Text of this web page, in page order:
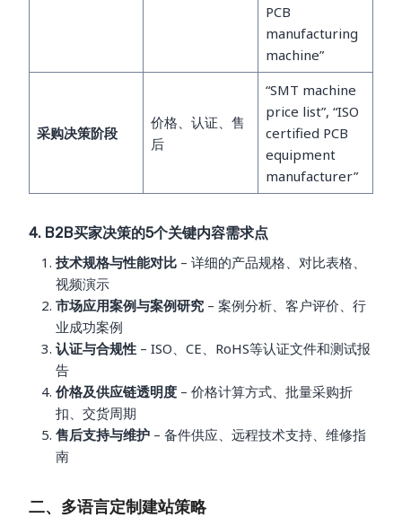
PCB
manufacturing
machine”
采购决策阶段
价格、认证、售
后
“SMT machine
price list”, “ISO
certified PCB
equipment
manufacturer”
4. B2B买家决策的5个关键内容需求点
技术规格与性能对比 – 详细的产品规格、对比表格、
视频演示
市场应用案例与案例研究 – 案例分析、客户评价、行
业成功案例
认证与合规性 – ISO、CE、RoHS等认证文件和测试报
告
价格及供应链透明度 – 价格计算方式、批量采购折
扣、交货周期
售后支持与维护 – 备件供应、远程技术支持、维修指
南
二、多语言定制建站策略